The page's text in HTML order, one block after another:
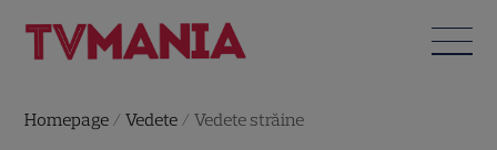
Homepage /Vedete /Vedete străine